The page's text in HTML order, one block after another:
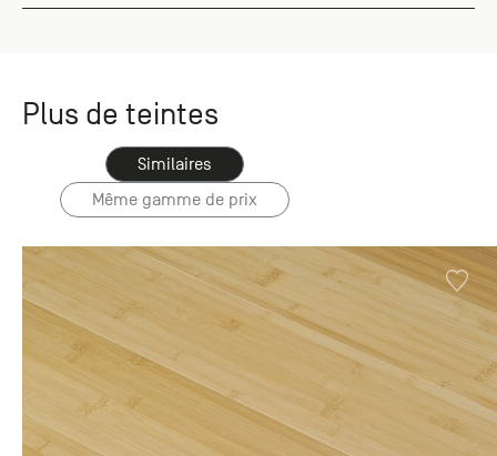
Plus de teintes
Similaires
Même gamme de prix